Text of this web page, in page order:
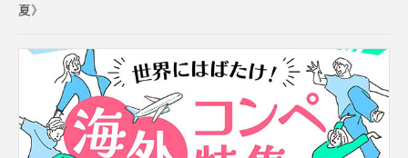
夏》